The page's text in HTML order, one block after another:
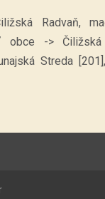
Radvaň,
obce -> Čiližská
Streda